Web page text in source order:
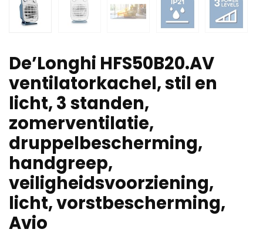
De’Longhi HFS50B20.AV
ventilatorkachel, stil en
licht, 3 standen,
zomerventilatie,
druppelbescherming,
handgreep,
veiligheidsvoorziening,
licht, vorstbescherming,
Avio